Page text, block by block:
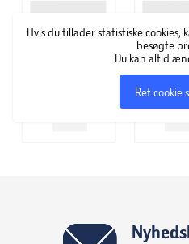
Sekskantet form til
Stabil, trykfast og
Kan vaskes ud af de
Hvis du tillader statistiske cookies,
besøgte
Du kan altid
Ret cookie